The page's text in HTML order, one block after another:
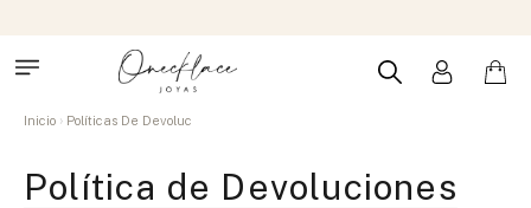
Inicio Políticas De Devoluc
Política de Devoluciones